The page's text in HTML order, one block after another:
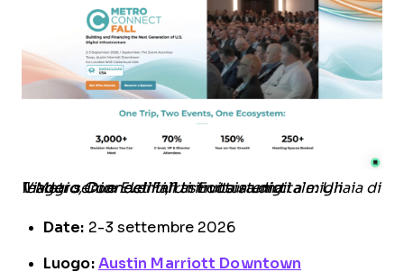
Il
Metro Connect Fall ti invita a unirti a migliaia di leader senior dell'infrastruttura digitale: Un Viaggio, Due Eventi, Un Ecosistema.
Date: 2-3 settembre 2026
Luogo: Austin Marriott Downtown